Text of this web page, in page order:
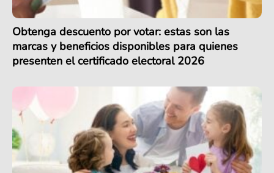
Obtenga descuento por votar: estas son las
marcas y beneficios disponibles para quienes
presenten el certificado electoral 2026